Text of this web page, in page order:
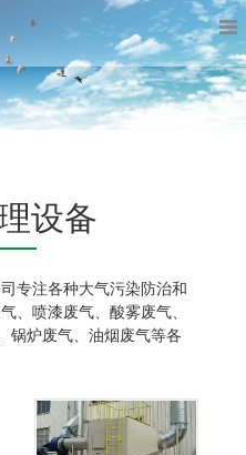
设备
注各种大气污染防治和
、喷漆废气、酸雾废气、
锅炉废气、油烟废气等各